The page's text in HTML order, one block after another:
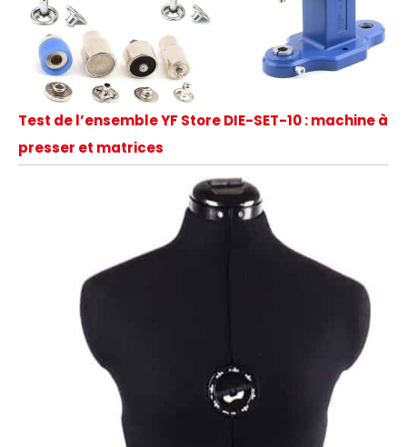
Test de l’ensemble YF Store DIE-SET-10 : machine à
presser et matrices